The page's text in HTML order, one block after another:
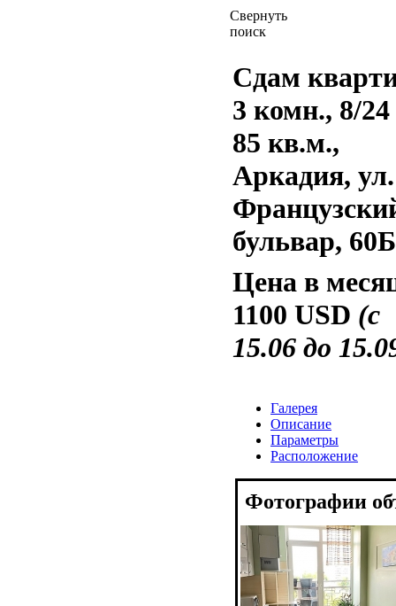
Свернуть
поиск
Сдам
3 комн., 8/24
85 кв.м.,
Аркадия, ул.
бульвар, 60Б
Цена в
1100 USD (с
15.06 до
Галерея
Описание
Параметры
Расположение
Фотографии